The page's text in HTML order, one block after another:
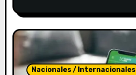
a
s
Nacionales / Internacionales